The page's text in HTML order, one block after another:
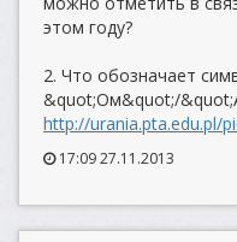
этом году?
2. Что обозначает
&quot;Ом&quot;/
http://urania.pta.edu.pl/
17:09 27.11.2013